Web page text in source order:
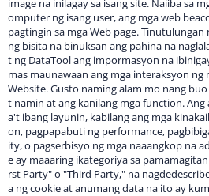
image na inilagay sa isang site. Naiiba sa
omputer ng isang user, ang mga web
pagtingin sa mga Web page.
ng bisita na binuksan ang pahina na
t ng DataTool ang impormasyon na
mas maunawaan ang mga interaksyon ng
Website. Gusto naming alam mo nang
t namin at ang kanilang mga function.
a't ibang layunin, kabilang ang mga
on, pagpapabuti ng performance,
ity, o pagserbisyo ng mga naaangkop na
e ay maaaring ikategoriya sa
rst Party" o "Third Party," na
a ng cookie at anumang data na ito ay